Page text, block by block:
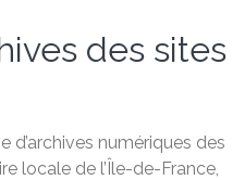
des sites
d’archives numériques des
locale de l’Île-de-France,